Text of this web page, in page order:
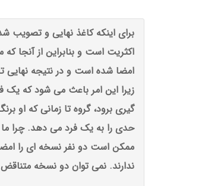
برای اینکه کاغذ نهایی و تصویب
امضا شده است و در نتیجه نهایی
گیری برود، گروه تا زمانی که او
ممکن است دو نفر نسخه ای را امضا
ندارند. نمی توان دو نسخه